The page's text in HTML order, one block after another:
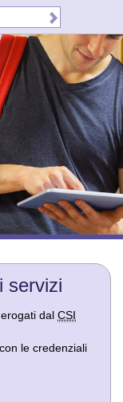
servizi
dal CSI
le credenziali